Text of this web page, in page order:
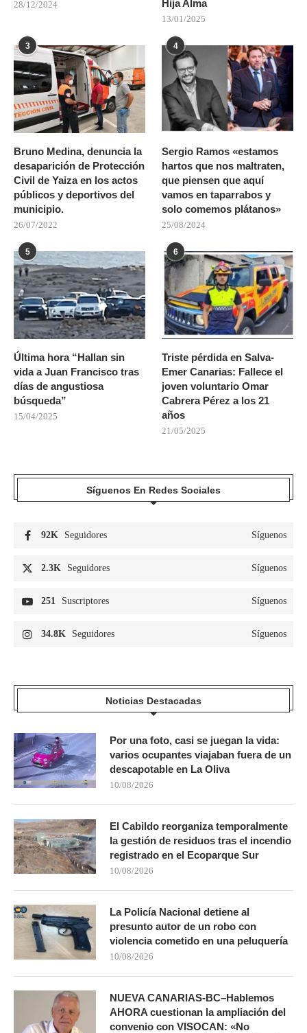
28/12/2024 Hija Alma
13/01/2025
3
Bruno Medina, denuncia la
desaparición de Protección
Civil de Yaiza en los actos
públicos y deportivos del
municipio.
26/07/2022
4
Sergio Ramos «estamos
hartos que nos maltraten,
que piensen que aquí
vamos en taparrabos y
solo comemos plátanos»
25/08/2024
5
Última hora “Hallan sin
vida a Juan Francisco tras
días de angustiosa
búsqueda”
15/04/2025
6
Triste pérdida en Salva-
Emer Canarias: Fallece el
joven voluntario Omar
Cabrera Pérez a los 21
años
21/05/2025
Síguenos En Redes Sociales
92K Seguidores Síguenos
2.3K Seguidores Síguenos
251 Suscriptores Síguenos
34.8K Seguidores Síguenos
Noticias Destacadas
Por una foto, casi se juegan la vida:
varios ocupantes viajaban fuera de un
descapotable en La Oliva
10/08/2026
El Cabildo reorganiza temporalmente
la gestión de residuos tras el incendio
registrado en el Ecoparque Sur
10/08/2026
La Policía Nacional detiene al
presunto autor de un robo con
violencia cometido en una peluquería
10/08/2026
NUEVA CANARIAS-BC–Hablemos
AHORA cuestionan la ampliación del
convenio con VISOCAN: «No